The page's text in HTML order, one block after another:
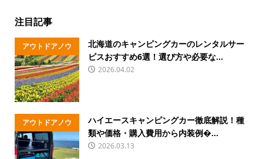
注目記事
アウトドアノウ
ハウ
北海道のキャンピングカーのレンタルサー
ビスおすすめ6選！選び方や必要な...
2026.04.02
アウトドアノウ
ハウ
ハイエースキャンピングカー徹底解説！種
類や価格・購入費用から内装例�...
2026.03.13